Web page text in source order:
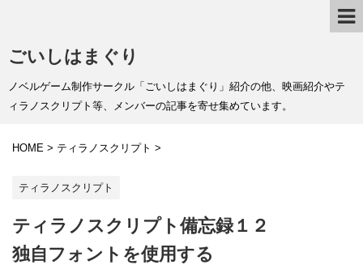
ごいしはまぐり
ノベルゲーム制作サークル「ごいしはまぐり」紹介の他、映画紹介やテ
ィラノスクリプト等、メンバーの記事を寄せ集めています。
HOME > ティラノスクリプト >
ティラノスクリプト
ティラノスクリプト備忘録１２
独自フォントを使用する